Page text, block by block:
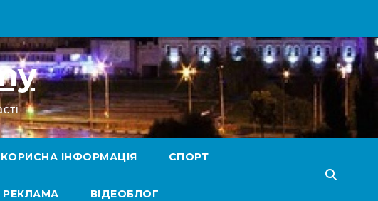
КОРИСНА ІНФОРМАЦІЯ СПОРТ
РЕКЛАМА ВІДЕОБЛОГ